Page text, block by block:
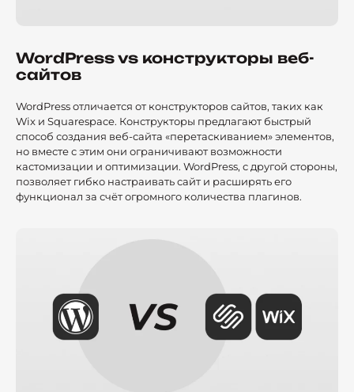
WordPress vs конструкторы веб-
сайтов
WordPress отличается от конструкторов сайтов, таких как
Wix и Squarespace. Конструкторы предлагают быстрый
способ создания веб-сайта «перетаскиванием» элементов,
но вместе с этим они ограничивают возможности
кастомизации и оптимизации. WordPress, с другой стороны,
позволяет гибко настраивать сайт и расширять его
функционал за счёт огромного количества плагинов.